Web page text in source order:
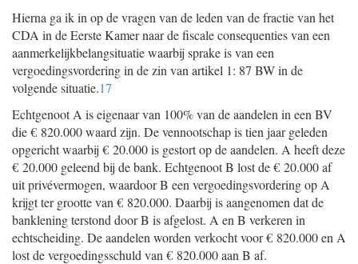
Hierna ga ik in op de vragen van de leden van de fractie van het
CDA in de Eerste Kamer naar de fiscale consequenties van een
aanmerkelijkbelangsituatie waarbij sprake is van een
vergoedingsvordering in de zin van artikel 1: 87 BW in de
volgende situatie.17
Echtgenoot A is eigenaar van 100% van de aandelen in een BV
die € 820.000 waard zijn. De vennootschap is tien jaar geleden
opgericht waarbij € 20.000 is gestort op de aandelen. A heeft deze
€ 20.000 geleend bij de bank. Echtgenoot B lost de € 20.000 af
uit privévermogen, waardoor B een vergoedingsvordering op A
krijgt ter grootte van € 820.000. Daarbij is aangenomen dat de
banklening terstond door B is afgelost. A en B verkeren in
echtscheiding. De aandelen worden verkocht voor € 820.000 en A
lost de vergoedingsschuld van € 820.000 aan B af.